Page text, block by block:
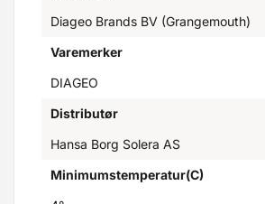
Diageo Brands BV (Grangemouth)
Varemerker
DIAGEO
Distributør
Hansa Borg Solera AS
Minimumstemperatur(C)